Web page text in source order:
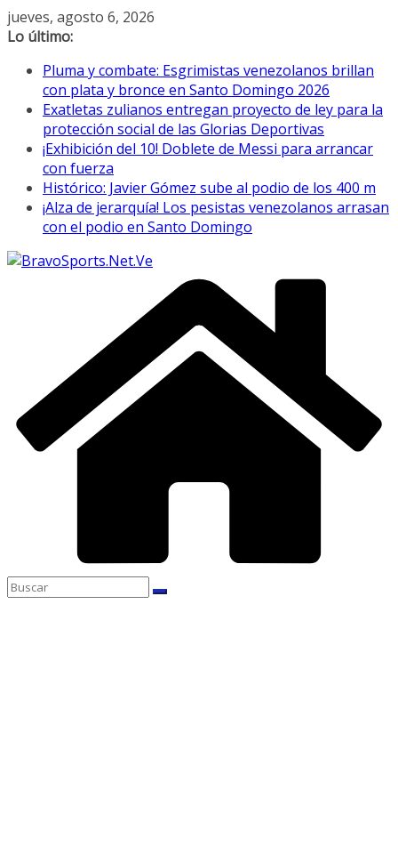
Saltar
al
jueves, agosto 6, 2026
Lo último:
Pluma y combate: Esgrimistas venezolanos brillan
con plata y bronce en Santo Domingo 2026
Exatletas zulianos entregan proyecto de ley para la
protección social de las Glorias Deportivas
¡Exhibición del 10! Doblete de Messi para arrancar
con fuerza
Histórico: Javier Gómez sube al podio de los 400 m
¡Alza de jerarquía! Los pesistas venezolanos arrasan
con el podio en Santo Domingo